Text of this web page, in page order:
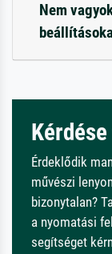
Nem
Érdeklődik
művészi
bizonytalan?
a nyomatási
segítséget